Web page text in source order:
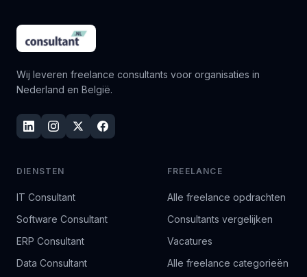
Wij leveren freelance consultants voor organisaties in
Nederland en België.
DIENSTEN
IT Consultant
Software Consultant
ERP Consultant
Data Consultant
FREELANCE
Alle freelance opdrachten
Consultants vergelijken
Vacatures
Alle freelance categorieën